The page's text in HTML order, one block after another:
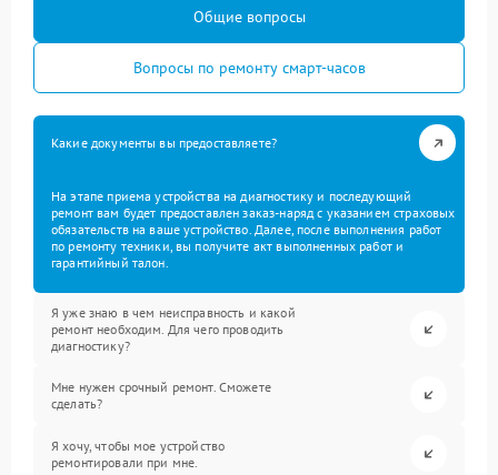
Общие вопросы
Вопросы по ремонту смарт-часов
Какие документы вы предоставляете?
На этапе приема устройства на диагностику и последующий
ремонт вам будет предоставлен заказ-наряд с указанием страховых
обязательств на ваше устройство. Далее, после выполнения работ
по ремонту техники, вы получите акт выполненных работ и
гарантийный талон.
Я уже знаю в чем неисправность и какой
ремонт необходим. Для чего проводить
диагностику?
Мне нужен срочный ремонт. Сможете
сделать?
Я хочу, чтобы мое устройство
ремонтировали при мне.